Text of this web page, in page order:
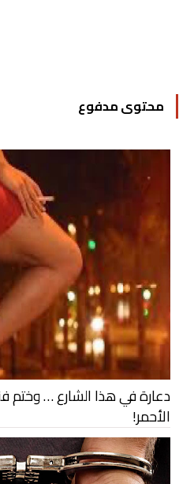
محتوى مدفوع
دعارة في هذا الشارع … وختم
الأحمر!